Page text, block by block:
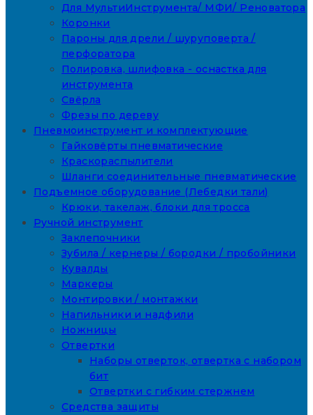
Для МультиИнструмента/ МФИ/ Реноватора
Коронки
Пароны для дрели / шуруповерта /
перфоратора
Полировка, шлифовка - оснастка для
инструмента
Свёрла
Фрезы по дереву
Пневмоинструмент и комплектующие
Гайковёрты пневматические
Краскораспылители
Шланги соединительные пневматические
Подъемное оборудование (Лебедки тали)
Крюки, такелаж, блоки для тросса
Ручной инструмент
Заклепочники
Зубила / кернеры / бородки / пробойники
Кувалды
Маркеры
Монтировки / монтажки
Напильники и надфили
Ножницы
Отвертки
Наборы отверток, отвертка с набором
бит
Отвертки с гибким стержнем
Средства защиты